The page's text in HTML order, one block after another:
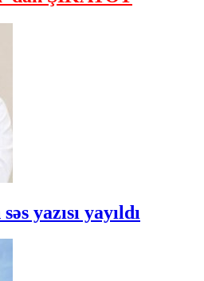
yazısı yayıldı